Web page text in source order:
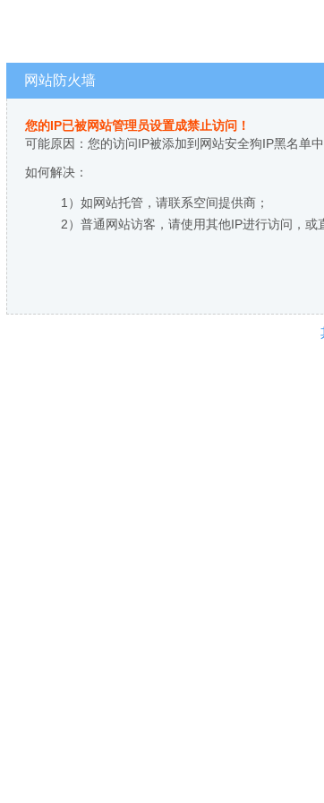
网站防火墙
您的IP已被网站管理员设置成禁止访问！
可能原因：您的访问IP被添加到网站安全狗IP黑名单中
如何解决：
1）如网站托管，请联系空间提供商；
2）普通网站访客，请使用其他IP进行访问，或